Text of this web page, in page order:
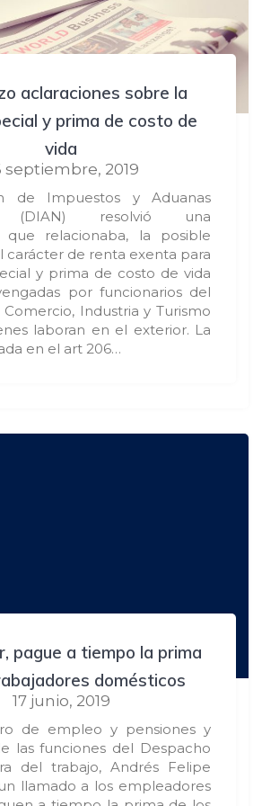
aclaraciones sobre la
y prima de costo de
vida
septiembre, 2019
de Impuestos y Aduanas
(DIAN) resolvió una
que relacionaba, la posible
carácter de renta exenta para
y prima de costo de vida
por funcionarios del
Industria y Turismo
laboran en el exterior. La
en el art 206…
pague a tiempo la prima
domésticos
17 junio, 2019
de empleo y pensiones y
las funciones del Despacho
del trabajo, Andrés Felipe
llamado a los empleadores